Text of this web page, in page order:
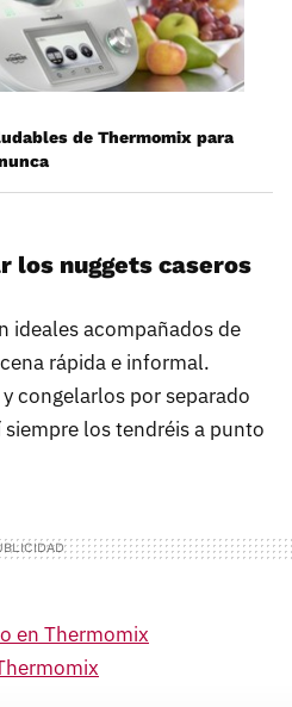
de Thermomix para
los nuggets caseros
ideales acompañados de
rápida e informal.
congelarlos por separado
los tendréis a punto
en Thermomix